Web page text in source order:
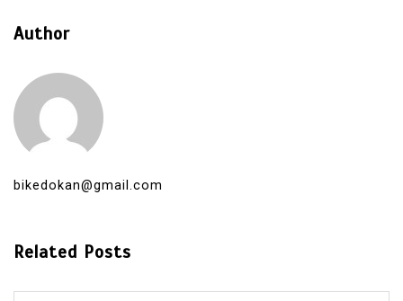
Author
bikedokan@gmail.com
Related Posts